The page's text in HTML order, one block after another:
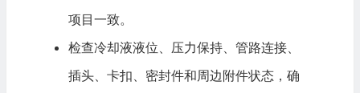
项目一致。
检查冷却液液位、压力保持、管路连接、
插头、卡扣、密封件和周边附件状态，确